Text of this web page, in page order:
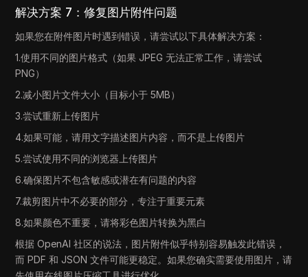
解决方案 7：修复图片附件问题
如果您在附件图片时遇到错误，请尝试以下具体解决方案：
1.使用不同的图片格式（如果 JPEG 无法正常工作，请尝试
PNG）
2.减小图片文件大小（目标小于 5MB）
3.尝试重新上传图片
4.如果可能，请用文字描述图片内容，而不是上传图片
5.尝试使用不同的浏览器上传图片
6.确保图片不包含敏感或潜在有问题的内容
7.裁剪图片中不必要的部分，专注于重要元素
8.如果颜色不重要，请将彩色图片转换为黑白
根据 OpenAI 社区的说法，图片附件似乎特别容易触发此错误，
而 PDF 和 JSON 文件可能更稳定。如果您确实需要使用图片，请